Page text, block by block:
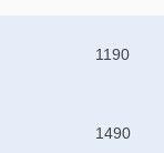
1190
1490